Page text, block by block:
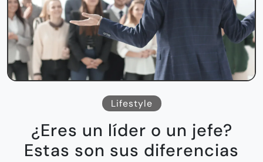
Lifestyle
¿Eres un líder o un jefe?
Estas son sus diferencias